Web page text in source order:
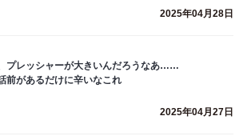
2025年04月28日
プレッシャーが大きいんだろうなあ……
前があるだけに辛いなこれ
2025年04月27日